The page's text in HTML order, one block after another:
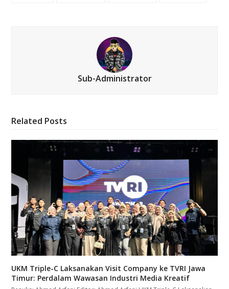
Sub-Administrator
Related Posts
UKM Triple-C Laksanakan Visit Company ke TVRI Jawa
Timur: Perdalam Wawasan Industri Media Kreatif